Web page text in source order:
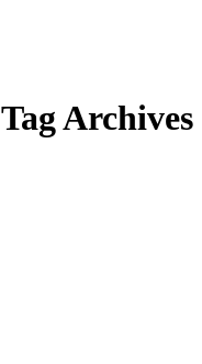
Tag Archives: התאמה זוגית